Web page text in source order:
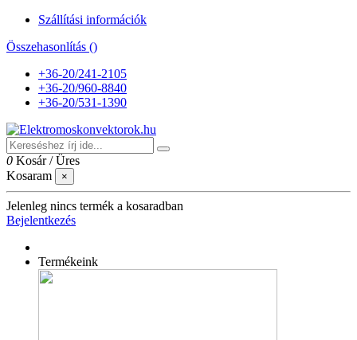
Szállítási információk
Összehasonlítás ()
+36-20/241-2105
+36-20/960-8840
+36-20/531-1390
0 Kosár /Üres
Kosaram
×
Jelenleg nincs termék a kosaradban
Bejelentkezés
Termékeink